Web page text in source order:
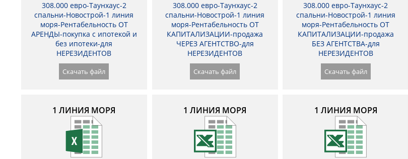
308.000 евро-Таунхаус-2
спальни-Новострой-1 линия
моря-Рентабельность ОТ
АРЕНДЫ-покупка с ипотекой и
без ипотеки-для
НЕРЕЗИДЕНТОВ
Скачать файл
308.000 евро-Таунхаус-2
спальни-Новострой-1 линия
моря-Рентабельность ОТ
КАПИТАЛИЗАЦИИ-продажа
ЧЕРЕЗ АГЕНТСТВО-для
НЕРЕЗИДЕНТОВ
Скачать файл
308.000 евро-Таунхаус-2
спальни-Новострой-1 линия
моря-Рентабельность ОТ
КАПИТАЛИЗАЦИИ-продажа
БЕЗ АГЕНТСТВА-для
НЕРЕЗИДЕНТОВ
Скачать файл
1 ЛИНИЯ МОРЯ 1 ЛИНИЯ МОРЯ 1 ЛИНИЯ МОРЯ